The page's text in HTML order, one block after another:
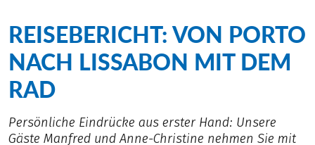
REISEBERICHT: VON PORTO
NACH LISSABON MIT DEM
RAD
Persönliche Eindrücke aus erster Hand: Unsere
Gäste Manfred und Anne-Christine nehmen Sie mit